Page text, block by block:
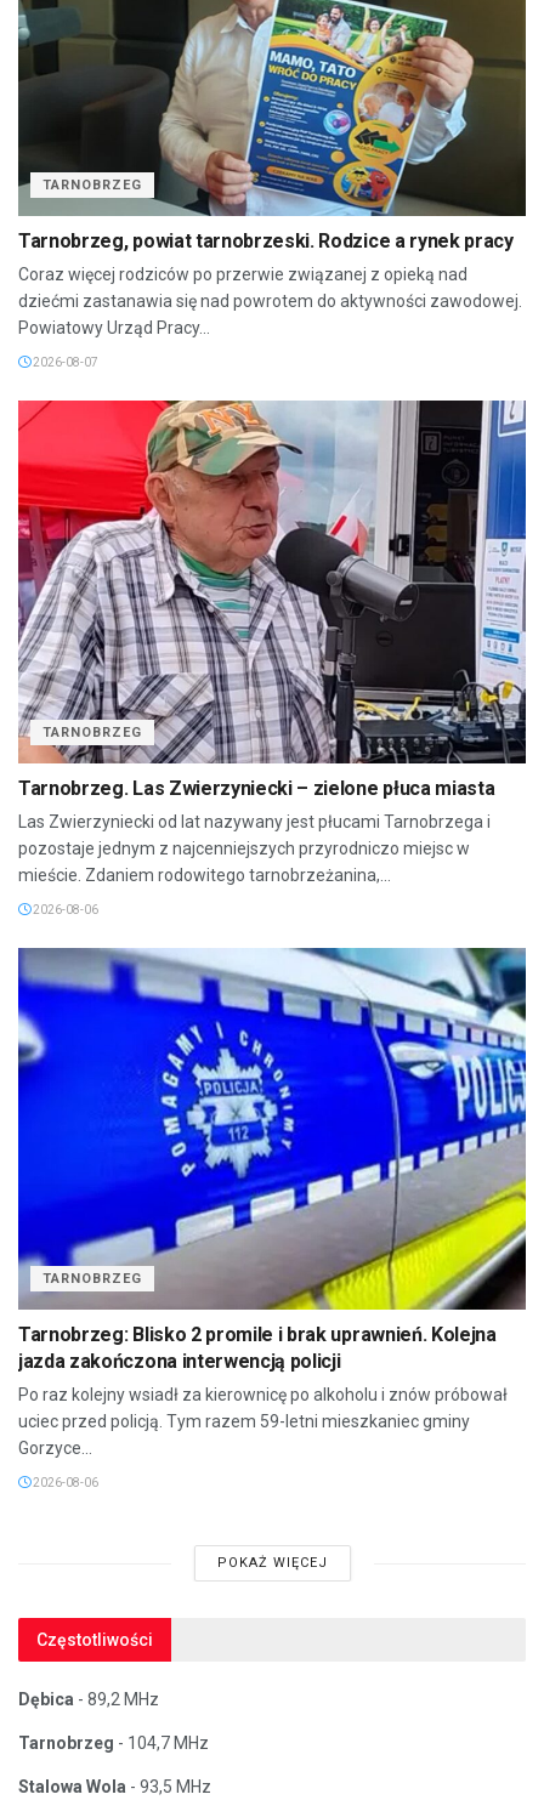
TARNOBRZEG
Tarnobrzeg, powiat tarnobrzeski. Rodzice a rynek pracy
Coraz więcej rodziców po przerwie związanej z opieką nad
dziećmi zastanawia się nad powrotem do aktywności zawodowej.
Powiatowy Urząd Pracy...
2026-08-07
TARNOBRZEG
Tarnobrzeg. Las Zwierzyniecki – zielone płuca miasta
Las Zwierzyniecki od lat nazywany jest płucami Tarnobrzega i
pozostaje jednym z najcenniejszych przyrodniczo miejsc w
mieście. Zdaniem rodowitego tarnobrzeżanina,...
2026-08-06
TARNOBRZEG
Tarnobrzeg: Blisko 2 promile i brak uprawnień. Kolejna
jazda zakończona interwencją policji
Po raz kolejny wsiadł za kierownicę po alkoholu i znów próbował
uciec przed policją. Tym razem 59-letni mieszkaniec gminy
Gorzyce...
2026-08-06
POKAŻ WIĘCEJ
Częstotliwości
Dębica - 89,2 MHz
Tarnobrzeg - 104,7 MHz
Stalowa Wola - 93,5 MHz